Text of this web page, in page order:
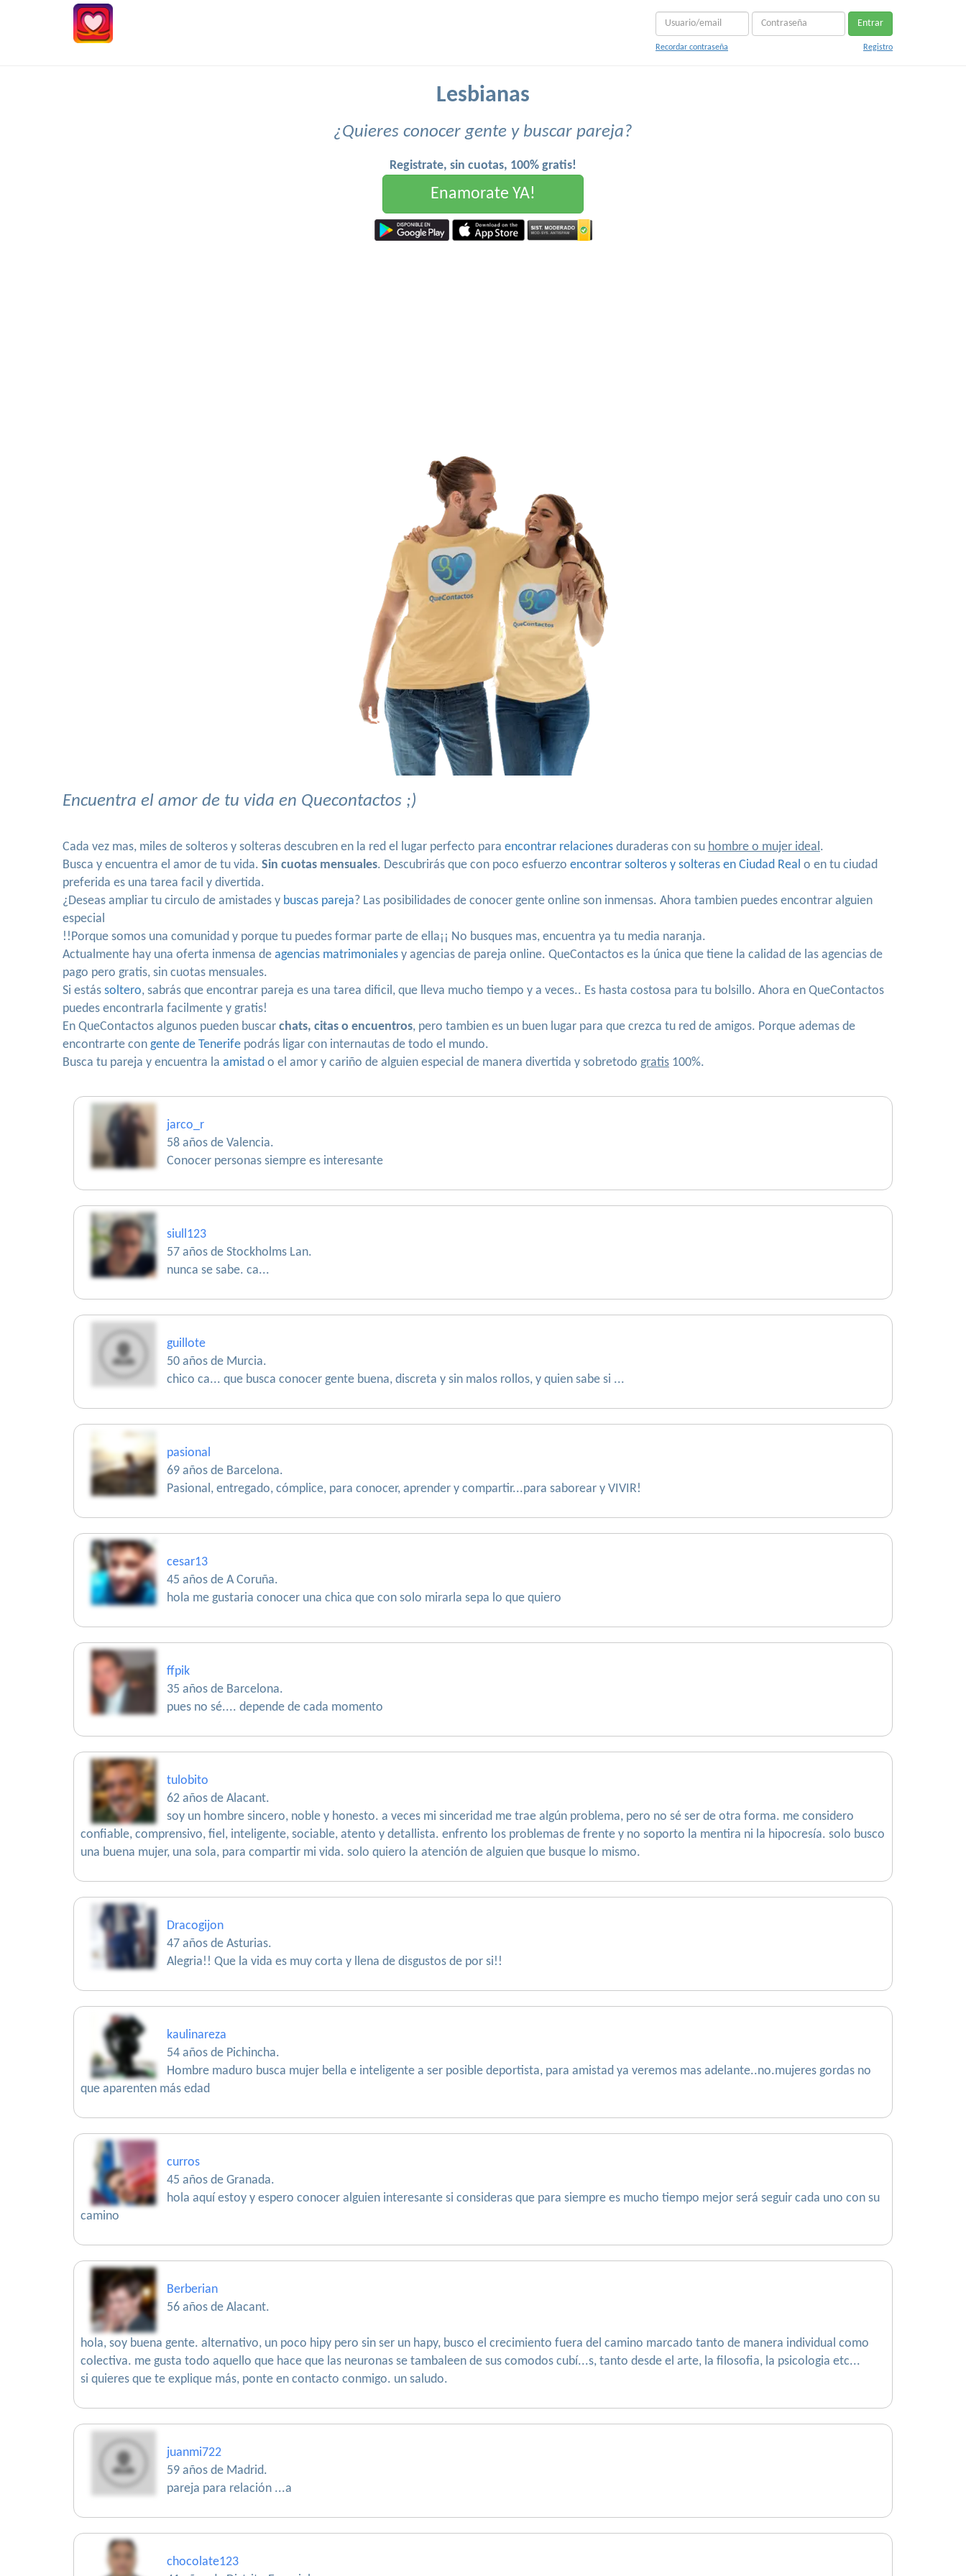
Entrar
Recordar contraseña Registro
Lesbianas
¿Quieres conocer gente y buscar pareja?
Registrate, sin cuotas, 100% gratis!
Enamorate YA!
Encuentra el amor de tu vida en Quecontactos ;)
Cada vez mas, miles de solteros y solteras descubren en la red el lugar perfecto para encontrar relaciones duraderas con su hombre o mujer ideal.
Busca y encuentra el amor de tu vida. Sin cuotas mensuales. Descubrirás que con poco esfuerzo encontrar solteros y solteras en Ciudad Real o en tu ciudad
preferida es una tarea facil y divertida.
¿Deseas ampliar tu circulo de amistades y buscas pareja? Las posibilidades de conocer gente online son inmensas. Ahora tambien puedes encontrar alguien
especial
!!Porque somos una comunidad y porque tu puedes formar parte de ella¡¡ No busques mas, encuentra ya tu media naranja.
Actualmente hay una oferta inmensa de agencias matrimoniales y agencias de pareja online. QueContactos es la única que tiene la calidad de las agencias de
pago pero gratis, sin cuotas mensuales.
Si estás soltero, sabrás que encontrar pareja es una tarea dificil, que lleva mucho tiempo y a veces.. Es hasta costosa para tu bolsillo. Ahora en QueContactos
puedes encontrarla facilmente y gratis!
En QueContactos algunos pueden buscar chats, citas o encuentros, pero tambien es un buen lugar para que crezca tu red de amigos. Porque ademas de
encontrarte con gente de Tenerife podrás ligar con internautas de todo el mundo.
Busca tu pareja y encuentra la amistad o el amor y cariño de alguien especial de manera divertida y sobretodo gratis 100%.
jarco_r
58 años de Valencia.
Conocer personas siempre es interesante
siull123
57 años de Stockholms Lan.
nunca se sabe. ca...
guillote
50 años de Murcia.
chico ca... que busca conocer gente buena, discreta y sin malos rollos, y quien sabe si ...
pasional
69 años de Barcelona.
Pasional, entregado, cómplice, para conocer, aprender y compartir...para saborear y VIVIR!
cesar13
45 años de A Coruña.
hola me gustaria conocer una chica que con solo mirarla sepa lo que quiero
ffpik
35 años de Barcelona.
pues no sé.... depende de cada momento
tulobito
62 años de Alacant.
soy un hombre sincero, noble y honesto. a veces mi sinceridad me trae algún problema, pero no sé ser de otra forma. me considero
confiable, comprensivo, fiel, inteligente, sociable, atento y detallista. enfrento los problemas de frente y no soporto la mentira ni la hipocresía. solo busco
una buena mujer, una sola, para compartir mi vida. solo quiero la atención de alguien que busque lo mismo.
Dracogijon
47 años de Asturias.
Alegria!! Que la vida es muy corta y llena de disgustos de por si!!
kaulinareza
54 años de Pichincha.
Hombre maduro busca mujer bella e inteligente a ser posible deportista, para amistad ya veremos mas adelante..no.mujeres gordas no
que aparenten más edad
curros
45 años de Granada.
hola aquí estoy y espero conocer alguien interesante si consideras que para siempre es mucho tiempo mejor será seguir cada uno con su
camino
Berberian
56 años de Alacant.
hola, soy buena gente. alternativo, un poco hipy pero sin ser un hapy, busco el crecimiento fuera del camino marcado tanto de manera individual como
colectiva. me gusta todo aquello que hace que las neuronas se tambaleen de sus comodos cubí...s, tanto desde el arte, la filosofia, la psicologia etc...
si quieres que te explique más, ponte en contacto conmigo. un saludo.
juanmi722
59 años de Madrid.
pareja para relación ...a
chocolate123